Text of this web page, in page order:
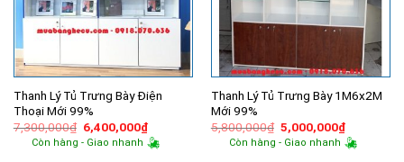
Thanh Lý Tủ Trưng Bày Điện
Thoại Mới 99%
7,300,000₫ Giá
gốc
là:
6,400,000₫Giá
hiện
tại
Còn hàng - Giao nhanh
Thanh Lý Tủ Trưng Bày 1M6x2M
Mới 99%
5,800,000₫ Giá
gốc
là:
5,000,000₫Giá
hiện
tại
Còn hàng - Giao nhanh